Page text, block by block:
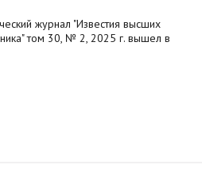
журнал "Известия высших
том 30, № 2, 2025 г. вышел в